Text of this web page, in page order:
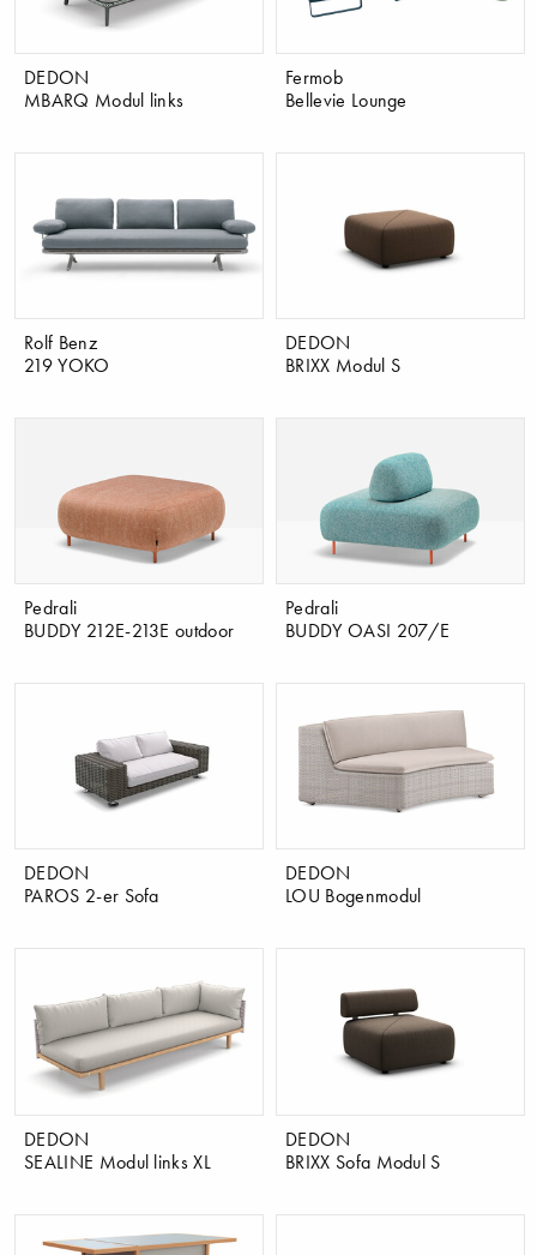
DEDON
MBARQ Modul links
Fermob
Bellevie Lounge
Rolf Benz
219 YOKO
DEDON
BRIXX Modul S
Pedrali
BUDDY 212E-213E outdoor
Pedrali
BUDDY OASI 207/E
DEDON
PAROS 2-er Sofa
DEDON
LOU Bogenmodul
DEDON
SEALINE Modul links XL
DEDON
BRIXX Sofa Modul S